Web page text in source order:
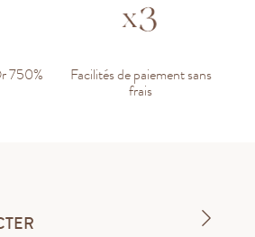
750% Facilités de paiement sans
frais